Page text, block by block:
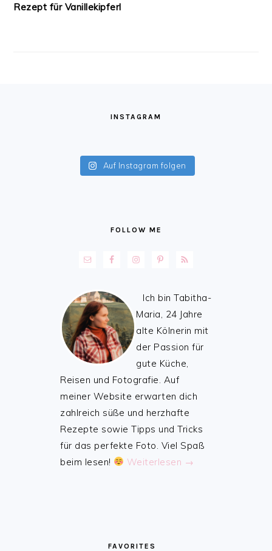
Rezept für Vanillekipferl
INSTAGRAM
Auf Instagram folgen
FOLLOW ME
Ich bin Tabitha-
Maria, 24 Jahre
alte Kölnerin mit
der Passion für
gute Küche,
Reisen und Fotografie. Auf
meiner Website erwarten dich
zahlreich süße und herzhafte
Rezepte sowie Tipps und Tricks
für das perfekte Foto. Viel Spaß
beim lesen!
Weiterlesen →
FAVORITES